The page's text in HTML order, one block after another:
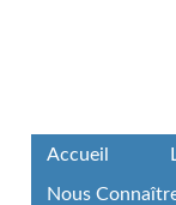
Accueil
Nous